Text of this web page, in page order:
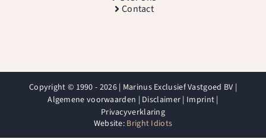
Contact
Copyright © 1990 - 2026 | Marinus Exclusief Vastgoed BV |
Algemene voorwaarden | Disclaimer | Imprint |
Privacyverklaring
Website: Bright Idiots